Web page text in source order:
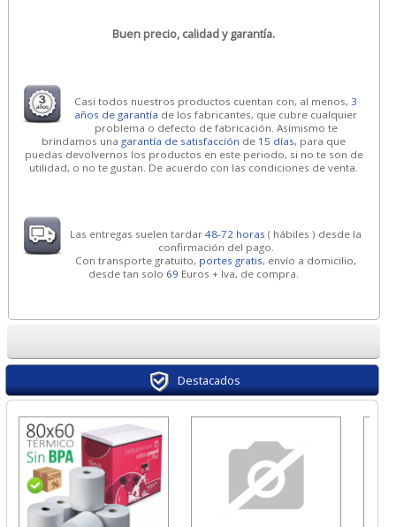
Buen precio, calidad y garantía.
Casi todos nuestros productos cuentan con, al menos,3
años de garantía de los fabricantes, que cubre cualquier
problema o defecto de fabricación. Asímismo te
brindamos una garantía de satisfacción de 15 días, para que
puedas devolvernos los productos en este periodo, si no te son de
utilidad, o no te gustan. De acuerdo con las condiciones de venta.
Las entregas suelen tardar48-72 horas ( hábiles ) desde la
confirmación del pago.
Con transporte gratuito, portes gratis, envío a domicilio,
desde tan solo 69 Euros + Iva, de compra.
Destacados